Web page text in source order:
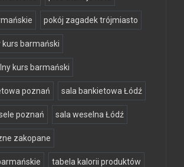
pokój zagadek trójmiasto
barmański
kurs barmański
poznań sala bankietowa Łódź
poznań sala weselna Łódź
zakopane
tabela kalorii produktów